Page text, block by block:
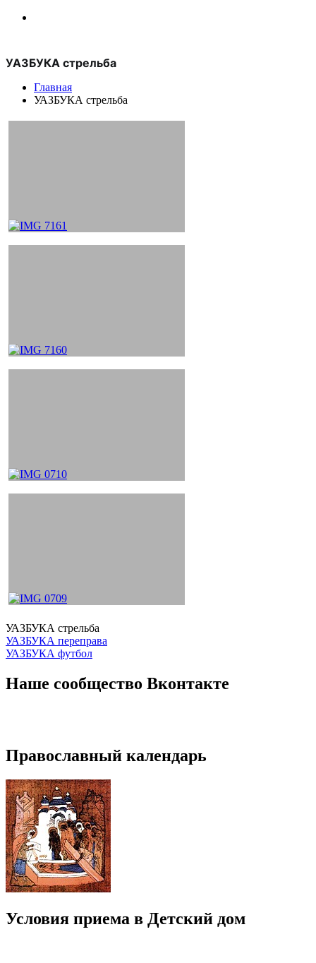
УАЗБУКА стрельба
Главная
УАЗБУКА стрельба
УАЗБУКА стрельба
Навигация
по
записям
УАЗБУКА переправа
УАЗБУКА футбол
Наше сообщество Вконтакте
Православный календарь
Условия приема в Детский дом